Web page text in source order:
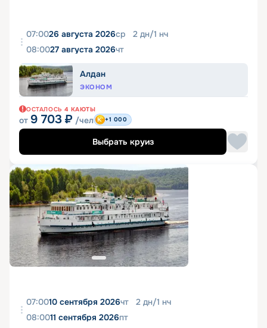
07:0026 августа 2026ср 2 дн/1 нч
08:0027 августа 2026чт
Алдан
ЭКОНОМ
ОСТАЛОСЬ 4 КАЮТЫ
от 9 703 ₽ /чел +1 000
Выбрать круиз
07:0010 сентября 2026чт 2 дн/1 нч
08:0011 сентября 2026пт